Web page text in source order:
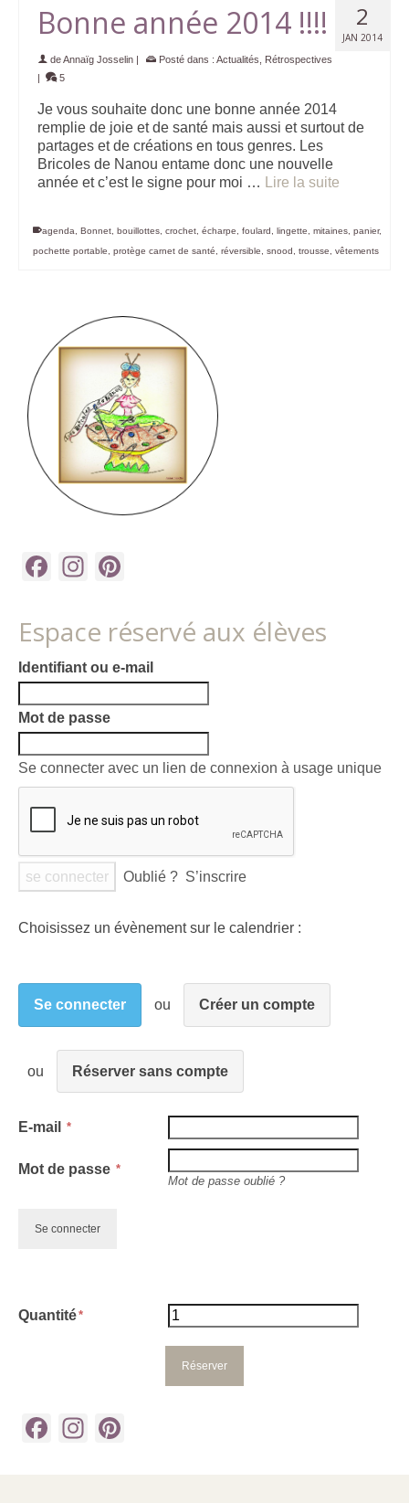
2
JAN 2014
Bonne année 2014 !!!!
deAnnaïg Josselin | Posté dans : Actualités
Rétrospectives
|
5
Je vous souhaite donc une bonne année 2014
remplie de joie et de santé mais aussi et surtout de
partages et de créations en tous genres. Les
Bricoles de Nanou entame donc une nouvelle
année et c’est le signe pour moi …
Lire la suite
agenda Bonnet bouillottes crochet écharpe foulard lingette mitaines panier,
pochette portable
protège carnet de santé réversible snood trousse vêtements
Facebook
Instagram
Espace réservé aux élèves
Identifiant ou e-mail
Mot de passe
Se connecter avec un lien de connexion à usage unique
Oublié ? S’inscrire
Choisissez un évènement sur le calendrier :
Se connecter Créer un compte
Réserver sans compte
E-mail
Mot de passe
Mot de passe oublié ?
Quantité
Facebook
Instagram